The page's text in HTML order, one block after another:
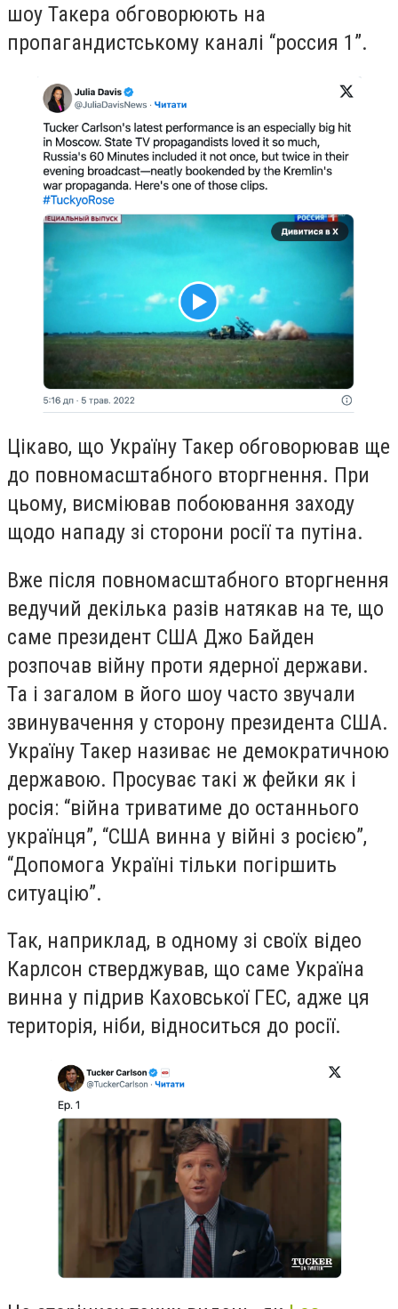
шоу Такера обговорюють на
пропагандистському каналі “россия 1”.
Цікаво, що Україну Такер обговорював ще
до повномасштабного вторгнення. При
цьому, висміював побоювання заходу
щодо нападу зі сторони росії та путіна.
Вже після повномасштабного вторгнення
ведучий декілька разів натякав на те, що
саме президент США Джо Байден
розпочав війну проти ядерної держави.
Та і загалом в його шоу часто звучали
звинувачення у сторону президента США.
Україну Такер називає не демократичною
державою. Просуває такі ж фейки як і
росія: “війна триватиме до останнього
українця”, “США винна у війні з росією”,
“Допомога Україні тільки погіршить
ситуацію”.
Так, наприклад, в одному зі своїх відео
Карлсон стверджував, що саме Україна
винна у підрив Каховської ГЕС, адже ця
територія, ніби, відноситься до росії.